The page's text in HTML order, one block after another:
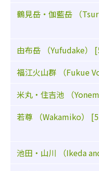
鶴見岳・伽藍岳 （
由布岳 （Yufudake）
福江火山群 （Fukue
米丸・住吉池 （
若尊 （Wakamiko）
池田・山川 （Ikeda